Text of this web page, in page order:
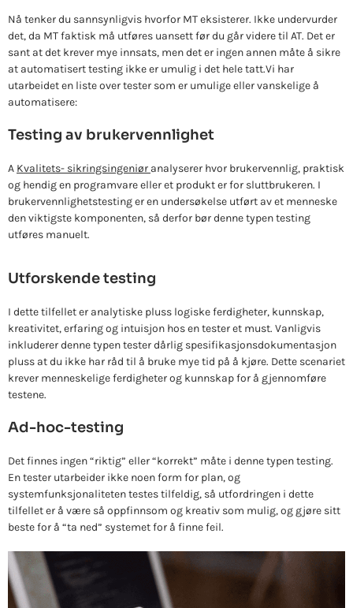
Nå tenker du sannsynligvis hvorfor MT eksisterer. Ikke undervurder
det, da MT faktisk må utføres uansett før du går videre til AT. Det er
sant at det krever mye innsats, men det er ingen annen måte å sikre
at automatisert testing ikke er umulig i det hele tatt.Vi har
utarbeidet en liste over tester som er umulige eller vanskelige å
automatisere:
Testing av brukervennlighet
A Kvalitets- sikringsingeniør analyserer hvor brukervennlig, praktisk
og hendig en programvare eller et produkt er for sluttbrukeren. I
brukervennlighetstesting er en undersøkelse utført av et menneske
den viktigste komponenten, så derfor bør denne typen testing
utføres manuelt.
Utforskende testing
I dette tilfellet er analytiske pluss logiske ferdigheter, kunnskap,
kreativitet, erfaring og intuisjon hos en tester et must. Vanligvis
inkluderer denne typen tester dårlig spesifikasjonsdokumentasjon
pluss at du ikke har råd til å bruke mye tid på å kjøre. Dette scenariet
krever menneskelige ferdigheter og kunnskap for å gjennomføre
testene.
Ad-hoc-testing
Det finnes ingen “riktig” eller “korrekt” måte i denne typen testing.
En tester utarbeider ikke noen form for plan, og
systemfunksjonaliteten testes tilfeldig, så utfordringen i dette
tilfellet er å være så oppfinnsom og kreativ som mulig, og gjøre sitt
beste for å “ta ned” systemet for å finne feil.